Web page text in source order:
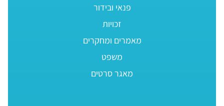
פנאי ובידור
זכויות
מאמרים ומחקרים
משפט
מאגר סרטים